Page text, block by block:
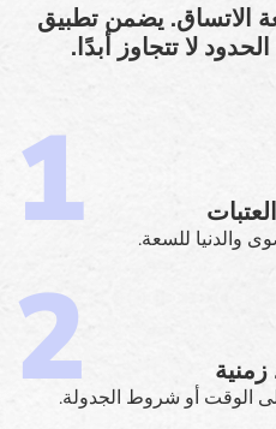
الاتساق. يضمن تطبيق
لا تتجاوز أبدًا.
والدنيا للسعة.
الوقت أو شروط الجدولة.